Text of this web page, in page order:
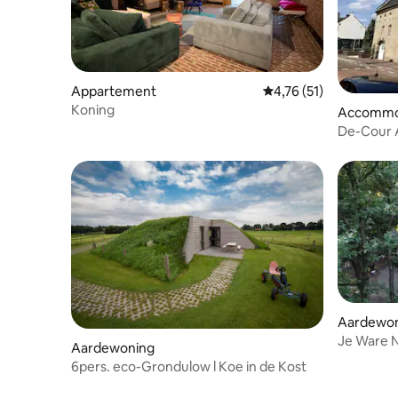
Appartement Gemiddelde
4,76 (51)
Koning
De-Cour
Aardewoning
6pers. eco-Grondulow l Koe in de Kost
Je